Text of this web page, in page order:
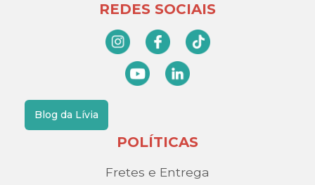
REDES SOCIAIS
Blog da Lívia
POLÍTICAS
Fretes e Entrega